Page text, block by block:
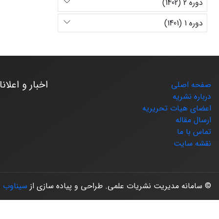
دوره 2 (1402)
دوره 1 (1401)
صفحه اصلی
درباره نشریه
اعضای هیات تحریریه
ارسال مقاله
تماس با ما
نقشه سایت
اخبار و
© سامانه مدیریت نشریات علمی. طراحی و پیاده سازی از سیناوب